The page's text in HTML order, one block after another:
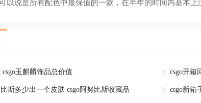
以说是所有配色中最保值的一款，在半年的时间内基本上
csgo玉麒麟饰品总价值 csgo开箱
斯多少出一个皮肤 csgo阿努比斯收藏品 csgo新箱